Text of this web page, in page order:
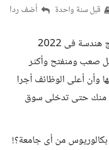
قبل سنة واحدة أضف ردا
أحب أن أوصل لكى مفهوم وأنا خريج هندسة فى 2022
صعب ومنفتح وأكثر
وأن أعلى الوظائف أجرا
منك حتى تدخلى سوق
من أى جامعة؟!